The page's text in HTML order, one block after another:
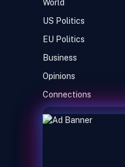
World
US Politics
EU Politics
Business
Opinions
Connections